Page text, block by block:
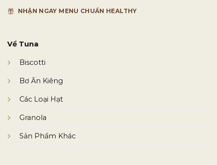
NHẬN NGAY MENU CHUẨN HEALTHY
Về Tuna
Biscotti
Bơ Ăn Kiêng
Các Loại Hạt
Granola
Sản Phẩm Khác